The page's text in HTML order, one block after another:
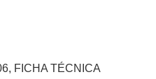
FICHA TÉCNICA